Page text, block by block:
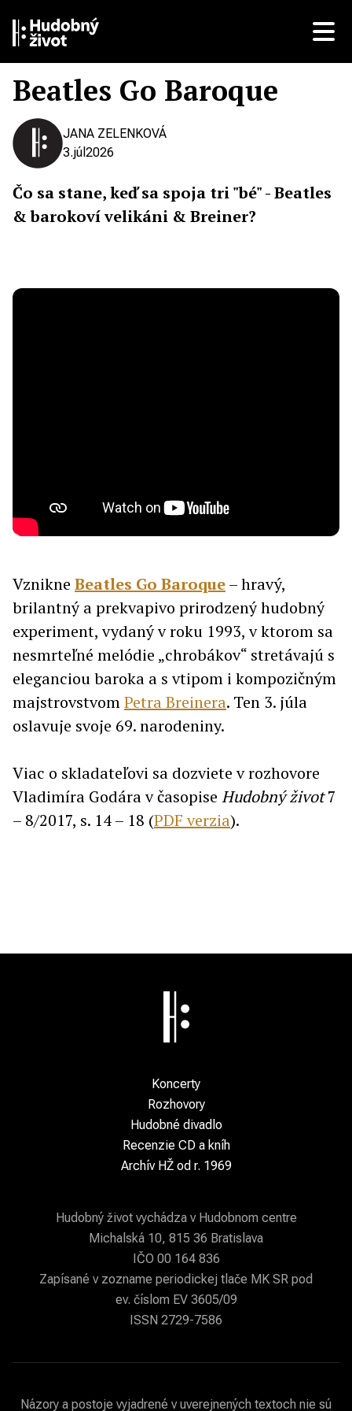
Beatles Go Baroque
JANA ZELENKOVÁ
3.júl 2026
Čo sa stane, keď sa spoja tri "bé" - Beatles
& barokoví velikáni & Breiner?
Vznikne Beatles Go Baroque– hravý,
brilantný a prekvapivo prirodzený hudobný
experiment, vydaný v roku 1993, v ktorom sa
nesmrteľné melódie „chrobákov“ stretávajú s
eleganciou baroka a s vtipom i kompozičným
majstrovstvomPetra Breinera. Ten 3. júla
oslavuje svoje 69. narodeniny.
Viac o skladateľovi sa dozviete v rozhovore
Vladimíra Godára v časopise Hudobný život7
– 8/2017, s. 14 – 18 (PDF verzia).
Koncerty
Rozhovory
Hudobné divadlo
Recenzie CD a kníh
Archív HŽ od r. 1969
Hudobný život vychádza v Hudobnom centre
Michalská 10, 815 36 Bratislava
IČO 00 164 836
Zapísané v zozname periodickej tlače MK SR pod
ev. číslom EV 3605/09
ISSN 2729-7586
Názory a postoje vyjadrené v uverejnených textoch nie sú